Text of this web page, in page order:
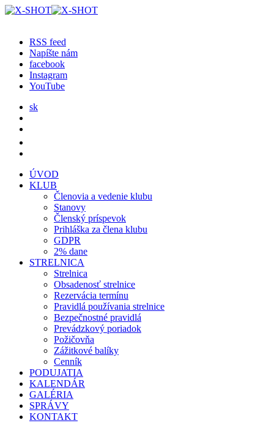
RSS feed
Napíšte nám
facebook
Instagram
YouTube
sk
ÚVOD
KLUB
Členovia a vedenie klubu
Stanovy
Členský príspevok
Prihláška za člena klubu
GDPR
2% dane
STRELNICA
Strelnica
Obsadenosť strelnice
Rezervácia termínu
Pravidlá používania strelnice
Bezpečnostné pravidlá
Prevádzkový poriadok
Požičovňa
Zážitkové balíky
Cenník
PODUJATIA
KALENDÁR
GALÉRIA
SPRÁVY
KONTAKT